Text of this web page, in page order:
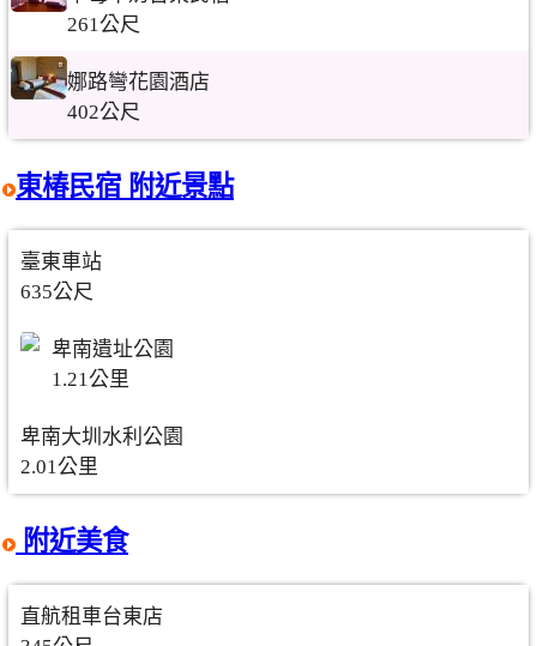
261公尺
娜路彎花園酒店
402公尺
東椿民宿 附近景點
臺東車站
635公尺
卑南遺址公園
1.21公里
卑南大圳水利公園
2.01公里
附近美食
直航租車台東店